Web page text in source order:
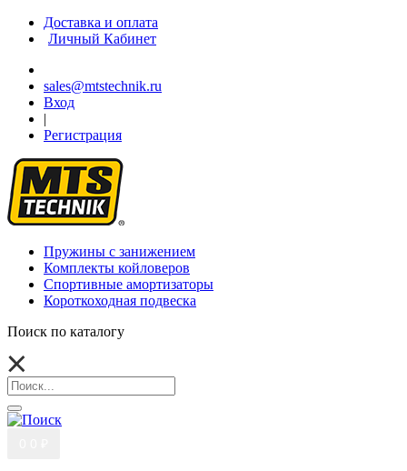
Доставка и оплата
Личный Кабинет
sales@mtstechnik.ru
Вход
|
Регистрация
Пружины с занижением
Комплекты койловеров
Спортивные амортизаторы
Короткоходная подвеска
Поиск по каталогу